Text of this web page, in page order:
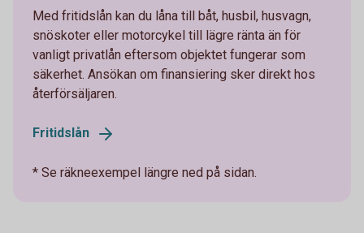
Med fritidslån kan du låna till båt, husbil, husvagn,
snöskoter eller motorcykel till lägre ränta än för
vanligt privatlån eftersom objektet fungerar som
säkerhet. Ansökan om finansiering sker direkt hos
återförsäljaren.
Fritidslån
* Se räkneexempel längre ned på sidan.